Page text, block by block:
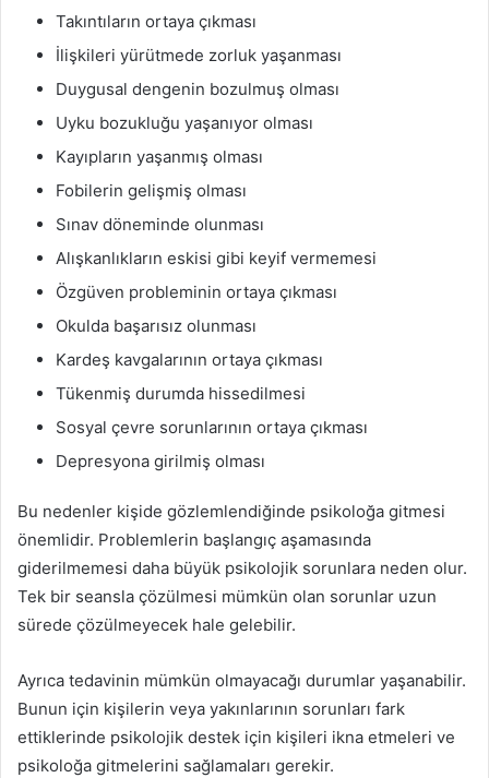
Takıntıların ortaya çıkması
İlişkileri yürütmede zorluk yaşanması
Duygusal dengenin bozulmuş olması
Uyku bozukluğu yaşanıyor olması
Kayıpların yaşanmış olması
Fobilerin gelişmiş olması
Sınav döneminde olunması
Alışkanlıkların eskisi gibi keyif vermemesi
Özgüven probleminin ortaya çıkması
Okulda başarısız olunması
Kardeş kavgalarının ortaya çıkması
Tükenmiş durumda hissedilmesi
Sosyal çevre sorunlarının ortaya çıkması
Depresyona girilmiş olması
Bu nedenler kişide gözlemlendiğinde psikoloğa gitmesi
önemlidir. Problemlerin başlangıç aşamasında
giderilmemesi daha büyük psikolojik sorunlara neden olur.
Tek bir seansla çözülmesi mümkün olan sorunlar uzun
sürede çözülmeyecek hale gelebilir.
Ayrıca tedavinin mümkün olmayacağı durumlar yaşanabilir.
Bunun için kişilerin veya yakınlarının sorunları fark
ettiklerinde psikolojik destek için kişileri ikna etmeleri ve
psikoloğa gitmelerini sağlamaları gerekir.